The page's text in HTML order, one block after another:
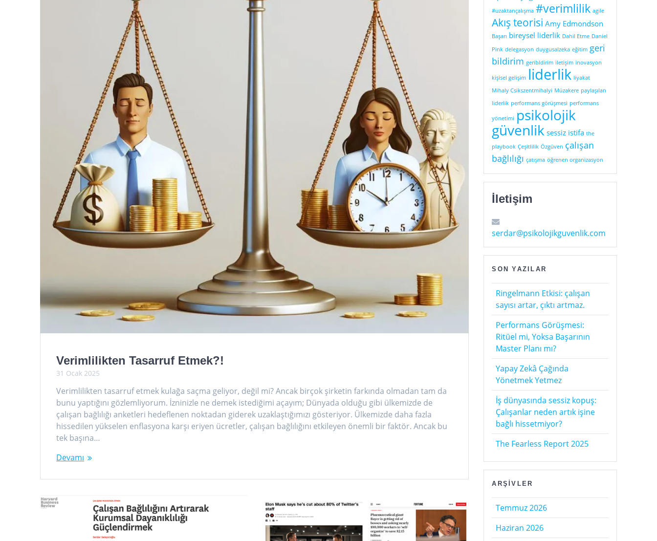
Verimlilikten Tasarruf Etmek?!
31 Ocak 2025
Verimlilikten tasarruf etmek kulağa saçma geliyor, değil mi? Ancak birçok şirketin farkında olmadan tam da
bunu yaptığını gözlemliyorum. İzninizle ne demek istediğimi açayım; Dünyada olduğu gibi ülkemizde de
çalışan bağlılığı anketleri hedeflenen noktadan giderek uzaklaştığımızı gösteriyor. Ülkemizde daha fazla
hissedilen yükselen enflasyona karşı eriyen ücretler, çalışan bağlılığını etkileyen önemli bir faktör. Ancak bu
tek başına…
Devamı
#uzaktançalışma #verimlilik agile
Akış teorisi Amy Edmondson
Başarı bireysel liderlik Dahil Etme Daniel
Pink delegasyon duygusalzeka eğitim geri
bildirim geribldirim iletişim inovasyon
kişisel gelişim liderlik liyakat
Mihaly Csikszentmihalyi Müzakere paylaşılan
liderlik performans görüşmesi performans
yönetimi psikolojik
güvenlik sessiz istifa the
playbook Çeşitlilik Özgüven çalışan
bağlılığı çatışma öğrenen organizasyon
İletişim
serdar@psikolojikguvenlik.com
SON YAZILAR
Ringelmann Etkisi: çalışan
sayısı artar, çıktı artmaz.
Performans Görüşmesi:
Ritüel mi, Yoksa Başarının
Master Planı mı?
Yapay Zekâ Çağında
Yönetmek Yetmez
İş dünyasında sessiz kopuş:
Çalışanlar neden artık işine
bağlı hissetmiyor?
The Fearless Report 2025
ARŞIVLER
Temmuz 2026
Haziran 2026